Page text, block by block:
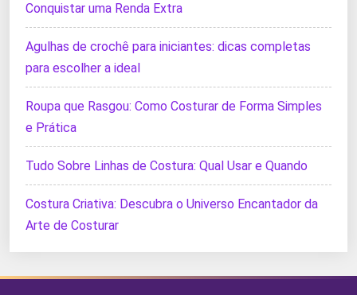
Conquistar uma Renda Extra
Agulhas de crochê para iniciantes: dicas completas
para escolher a ideal
Roupa que Rasgou: Como Costurar de Forma Simples
e Prática
Tudo Sobre Linhas de Costura: Qual Usar e Quando
Costura Criativa: Descubra o Universo Encantador da
Arte de Costurar